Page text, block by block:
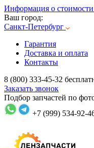
Информация о стоимости
Ваш город:
Санкт-Петербург
Гарантия
Доставка и оплата
Контакты
8 (800) 333-45-32
Заказать звонок
Подбор запчастей по
+7 (999) 534-92-